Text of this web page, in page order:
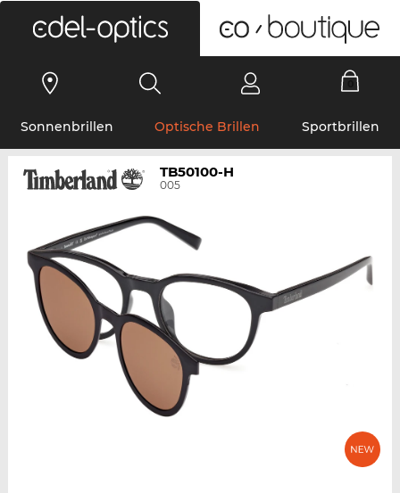
Sonnenbrillen Optische Brillen Sportbrillen
TB50100-H
005